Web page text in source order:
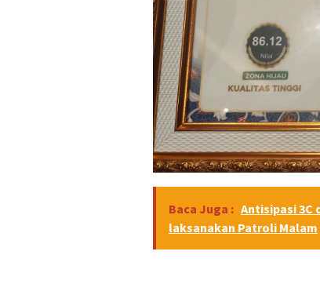
Baca Juga : Antisipasi 3C
laksanakan Patroli Malam